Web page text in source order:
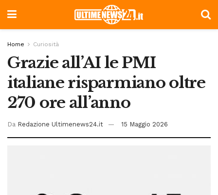
Home Curiosità
Grazie all’AI le PMI
italiane risparmiano oltre
270 ore all’anno
Da Redazione Ultimenews24.it 15 Maggio 2026